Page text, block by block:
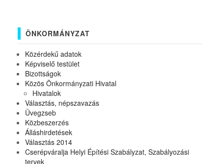
ÖNKORMÁNYZAT
Közérdekű adatok
Képviselő testület
Bizottságok
Közös Önkormányzati Hivatal
Hivatalok
Választás, népszavazás
Üvegzseb
Közbeszerzés
Álláshirdetések
Választás 2014
Cserépváralja Helyi Építési Szabályzat, Szabályozási
tervek